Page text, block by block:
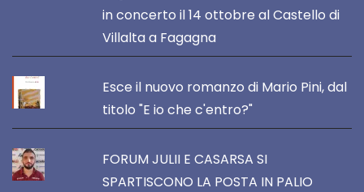
in concerto il 14 ottobre al Castello di
Villalta a Fagagna
Esce il nuovo romanzo di Mario Pini, dal
titolo "E io che c'entro?"
FORUM JULII E CASARSA SI
SPARTISCONO LA POSTA IN PALIO